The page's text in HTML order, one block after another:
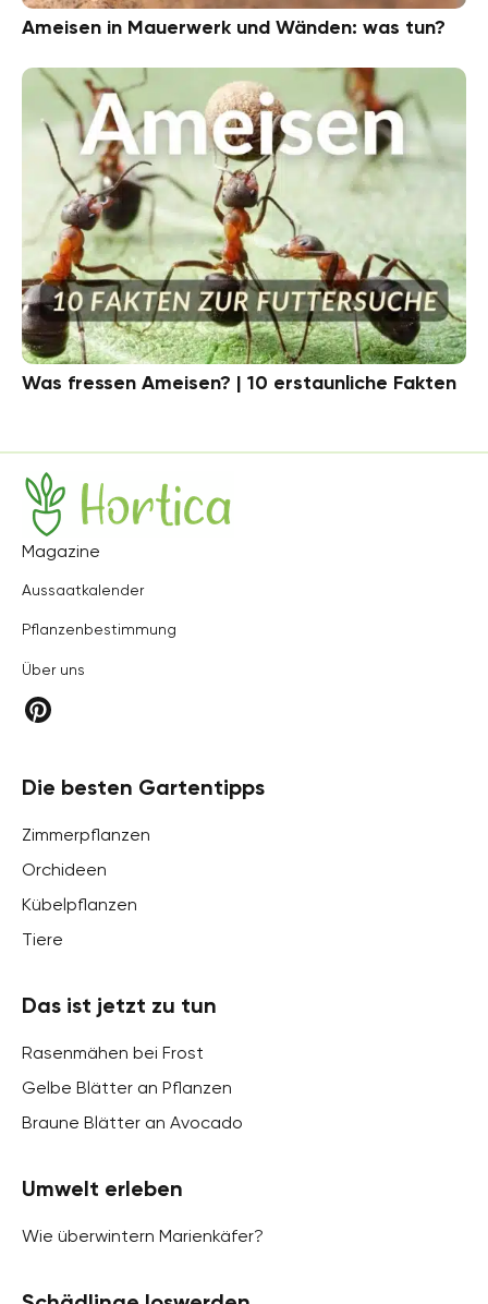
Ameisen in Mauerwerk und Wänden: was tun?
Was fressen Ameisen? | 10 erstaunliche Fakten
Hortica
Magazine
Aussaatkalender
Pflanzenbestimmung
Über uns
Die besten Gartentipps
Zimmerpflanzen
Orchideen
Kübelpflanzen
Tiere
Das ist jetzt zu tun
Rasenmähen bei Frost
Gelbe Blätter an Pflanzen
Braune Blätter an Avocado
Umwelt erleben
Wie überwintern Marienkäfer?